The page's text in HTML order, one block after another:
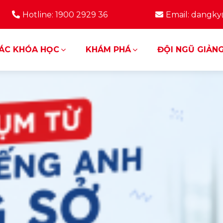
Hotline: 1900 2929 36 Email:
KHÓA HỌC KHÁM PHÁ ĐỘI NGŨ